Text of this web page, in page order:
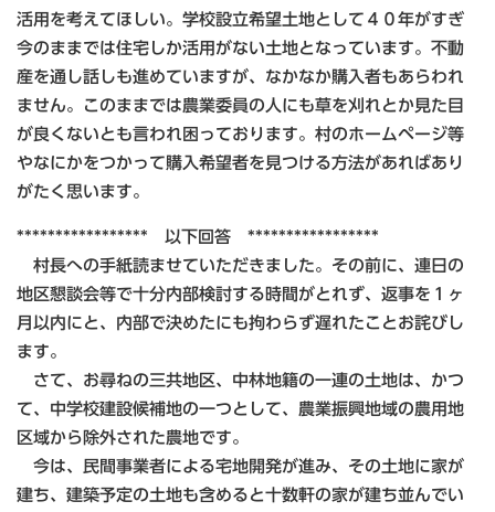
活用を考えてほしい。学校設立希望土地として４０年がすぎ
今のままでは住宅しか活用がない土地となっています。不動
産を通し話しも進めていますが、なかなか購入者もあらわれ
ません。このままでは農業委員の人にも草を刈れとか見た目
が良くないとも言われ困っております。村のホームページ等
やなにかをつかって購入希望者を見つける方法があればあり
がたく思います。
***************** 以下回答 *****************
村長への手紙読ませていただきました。その前に、連日の
地区懇談会等で十分内部検討する時間がとれず、返事を１ヶ
月以内にと、内部で決めたにも拘わらず遅れたことお詫びし
ます。
さて、お尋ねの三共地区、中林地籍の一連の土地は、かつ
て、中学校建設候補地の一つとして、農業振興地域の農用地
区域から除外された農地です。
今は、民間事業者による宅地開発が進み、その土地に家が
建ち、建築予定の土地も含めると十数軒の家が建ち並んでい